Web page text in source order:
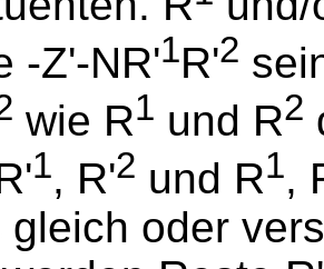
-Z'-NR'1R'2
wie R1 und R2
1, R'2 und R1,
gleich oder